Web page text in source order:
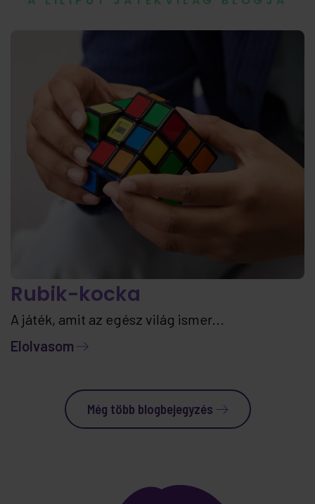
Rubik-kocka
A játék, amit az egész világ ismer...
Elolvasom
Még több blogbejegyzés